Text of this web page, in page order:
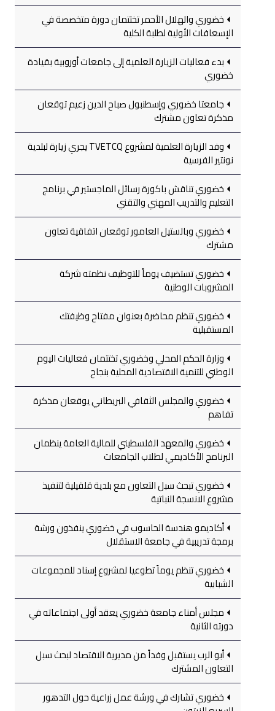
خضوري والهلال الأحمر تختتمان دورة متخصصة في
الإسعافات الأولية لطلبة الكلية
بدء فعاليات الزيارة العلمية إلى جامعات أوروبية بقيادة
خضوري
جامعتا خضوري وإسطنبول صباح الدين زعيم توقعان
مذكرة تعاون مشترك
وفد الزيارة العلمية لمشروع TVETCQ يجري زيارة لبلدية
نونتير الفرسية
خضوري تناقش باكورة رسائل الماجستير في برنامج
التعليم والتدريب المهني والتقني
خضوري وبالستيل العامور توقعان اتفاقية تعاون
مشترك
خضوري تستضيف يوماً للتوظيف نظمته شركة
المشروبات الوطنية
خضوري تنظم محاضرة بعنوان مفتاح وظيفتك
المستقبلية
وزارة الحكم المحلي وخضوري تختتمان فعاليات اليوم
الوطني للتنمية الاقتصادية المحلية بنجاح
خضوري والمجلس الثقافي البريطاني يوقعان مذكرة
تفاهم
خضوري والمعهد الفلسطيني للمالية العامة ينظمان
البرنامج الأكاديمي لطلاب الجامعات
خضوري تبحث سبل التعاون مع بلدية قلقيلية لتنفيذ
مشروع الانسجة النباتية
أكاديمو هندسة الحاسوب في خضوري ينفذون ورشة
برمجة تدريبية في جامعة الاستقلال
خضوري تنظم يوماً تطوعيا لمشروع إسناد للمجموعات
الشبابية
مجلس أمناء جامعة خضوري يعقد أولى اجتماعاته في
دورته الثانية
أبو الرب يستقبل وفداً من مديرية الاقتصاد لبحث سبل
التعاون المشترك
خضوري تشارك في ورشة عمل زراعية حول التدهور